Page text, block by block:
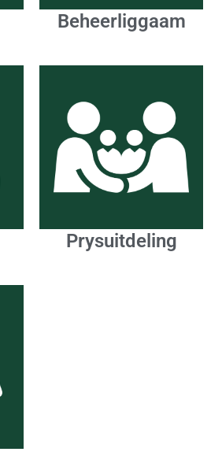
Beheerliggaam
Prysuitdeling